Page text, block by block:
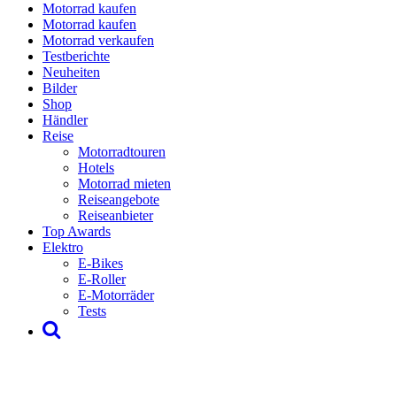
Motorrad kaufen
Motorrad kaufen
Motorrad verkaufen
Testberichte
Neuheiten
Bilder
Shop
Händler
Reise
Motorradtouren
Hotels
Motorrad mieten
Reiseangebote
Reiseanbieter
Top Awards
Elektro
E-Bikes
E-Roller
E-Motorräder
Tests